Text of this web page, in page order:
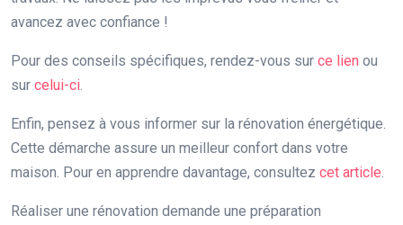
avancez avec confiance !
Pour des conseils spécifiques, rendez-vous sur ce lien ou
sur celui-ci
Enfin, pensez à vous informer sur la rénovation énergétique.
Cette démarche assure un meilleur confort dans votre
maison. Pour en apprendre davantage, consultez cet article
Réaliser une rénovation demande une préparation